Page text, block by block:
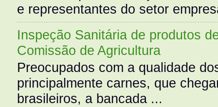
e representantes do setor
Inspeção Sanitária de produtos
Comissão de Agricultura
Preocupados com a qualidade
principalmente carnes, que
brasileiros, a bancada ...